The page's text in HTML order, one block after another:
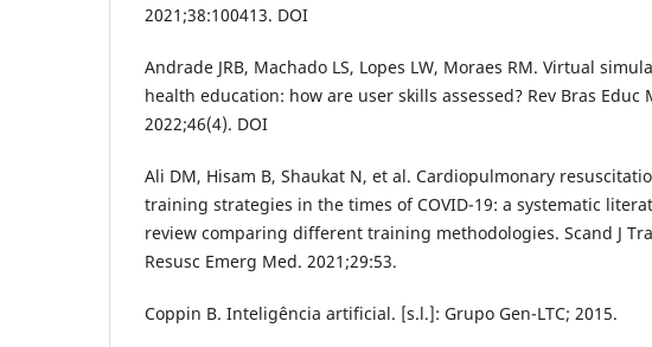
2021;38:100413. DOI
Andrade JRB, Machado LS, Lopes LW, Moraes RM. Virtual
health education: how are user skills assessed? Rev Bras Educ
2022;46(4). DOI
Ali DM, Hisam B, Shaukat N, et al. Cardiopulmonary
training strategies in the times of COVID-19: a systematic
review comparing different training methodologies. Scand J
Resusc Emerg Med. 2021;29:53.
Coppin B. Inteligência artificial. [s.l.]: Grupo Gen-LTC; 2015.